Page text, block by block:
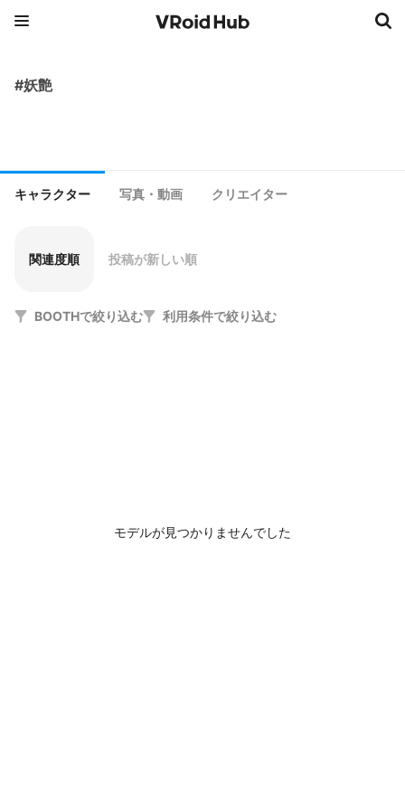
#妖艶
キャラクター 写真・動画 クリエイター
関連度順 投稿が新しい順
BOOTHで絞り込む 利用条件で絞り込む
モデルが見つかりませんでした